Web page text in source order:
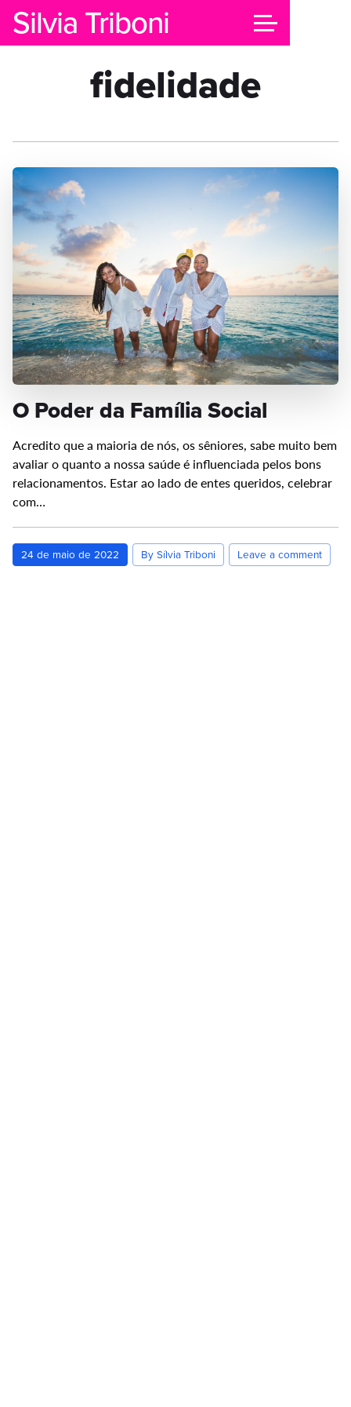
Silvia Triboni
fidelidade
O Poder da Família Social
Acredito que a maioria de nós, os sêniores, sabe muito bem
avaliar o quanto a nossa saúde é influenciada pelos bons
relacionamentos. Estar ao lado de entes queridos, celebrar
com…
24 de maio de 2022 By Sílvia Triboni Leave a comment